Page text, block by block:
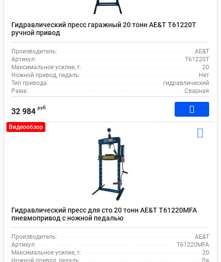
Гидравлический пресс гаражный 20 тонн AE&T T61220T
ручной привод
Производитель:
AE&T
Артикул:
T61220T
Максимальное усилие, т:
20
Ножной привод, педаль:
Нет
Тип привода:
гидравлический
Рама:
Сварная
32 984 руб
Видеообзор
Гидравлический пресс для сто 20 тонн AE&T T61220MFA
пневмопривод с ножной педалью
Производитель:
AE&T
Артикул:
T61220MFA
Максимальное усилие, т:
20
Ножной привод, педаль:
Да